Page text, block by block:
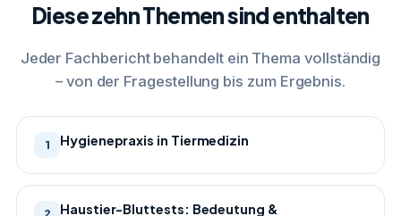
Diese zehn Themen sind enthalten
Jeder Fachbericht behandelt ein Thema vollständig
– von der Fragestellung bis zum Ergebnis.
1 Hygienepraxis in Tiermedizin
Haustier-Bluttests: Bedeutung &